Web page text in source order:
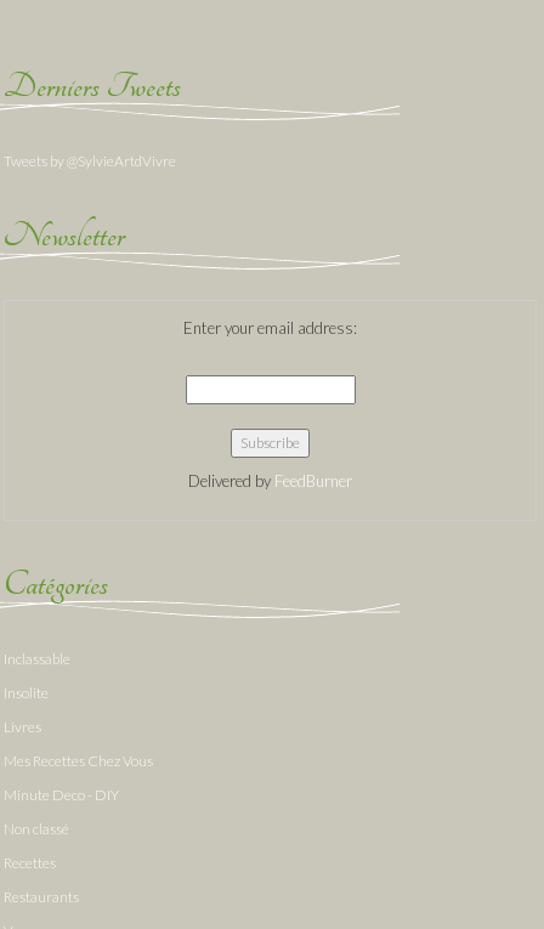
Derniers Tweets
Tweets by @SylvieArtdVivre
Newsletter
Enter your email address:
Delivered by FeedBurner
Catégories
Inclassable
Insolite
Livres
Mes Recettes Chez Vous
Minute Deco - DIY
Non classé
Recettes
Restaurants